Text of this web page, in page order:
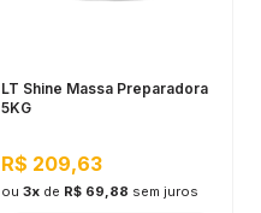
LT Shine Massa Preparadora
5KG
R$ 209,63
ou 3xde R$ 69,88 sem juros